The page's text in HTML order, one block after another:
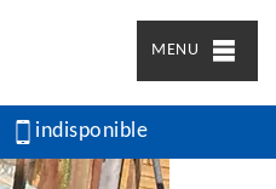
MENU
indisponible